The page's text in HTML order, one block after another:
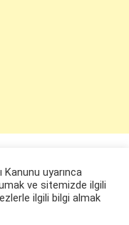
Kanunu uyarınca
ve sitemizde ilgili
ilgili bilgi almak